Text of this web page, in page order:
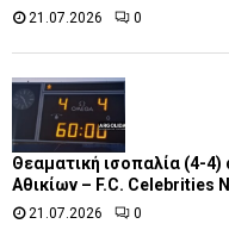
21.07.2026 0
Θεαματική ισοπαλία (4-
Αθικίων – F.C. Celebrities
21.07.2026 0